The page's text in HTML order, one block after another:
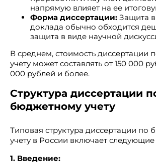
напрямую влияет на ее
Форма диссертации: Защита
доклада обычно обходится
защита в виде научной
В среднем, стоимость диссертации
учету может составлять от 150 000
000 рублей и более.
Структура диссертации
бюджетному учету
Типовая структура диссертации по
учету в России включает
1. Введение: